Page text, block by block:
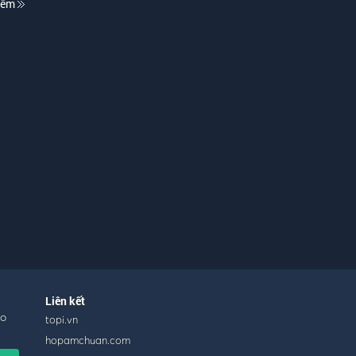
Liên kết
topi.vn
hopamchuan.com